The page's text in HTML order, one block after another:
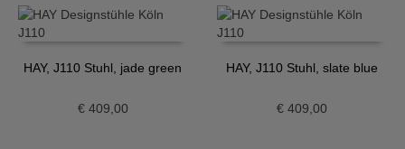
HAY, J110 Stuhl, jade green
€409,00
HAY, J110 Stuhl, slate blue
€ 409,00